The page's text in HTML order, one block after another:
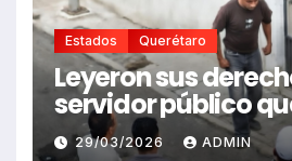
Estados Querétaro
Leyeron sus
servidor público
comerciantes
29/03/2026 ADMIN